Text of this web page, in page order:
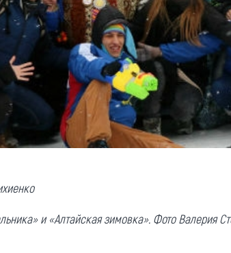
и «Алтайская зимовка». Фото Валерия